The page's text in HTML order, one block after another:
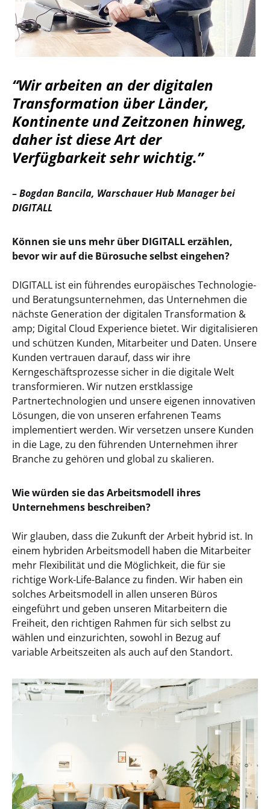
“Wir arbeiten an der digitalen
Transformation über Länder,
Kontinente und Zeitzonen hinweg,
daher ist diese Art der
Verfügbarkeit sehr wichtig.”
–Bogdan Bancila, Warschauer Hub Manager bei
DIGITALL
Können sie uns mehr über DIGITALL erzählen,
bevor wir auf die Bürosuche selbst eingehen?
DIGITALL ist ein führendes europäisches Technologie-
und Beratungsunternehmen, das Unternehmen die
nächste Generation der digitalen Transformation &
amp; Digital Cloud Experience bietet. Wir digitalisieren
und schützen Kunden, Mitarbeiter und Daten. Unsere
Kunden vertrauen darauf, dass wir ihre
Kerngeschäftsprozesse sicher in die digitale Welt
transformieren. Wir nutzen erstklassige
Partnertechnologien und unsere eigenen innovativen
Lösungen, die von unseren erfahrenen Teams
implementiert werden. Wir versetzen unsere Kunden
in die Lage, zu den führenden Unternehmen ihrer
Branche zu gehören und global zu skalieren.
Wie würden sie das Arbeitsmodell ihres
Unternehmens beschreiben?
Wir glauben, dass die Zukunft der Arbeit hybrid ist. In
einem hybriden Arbeitsmodell haben die Mitarbeiter
mehr Flexibilität und die Möglichkeit, die für sie
richtige Work-Life-Balance zu finden. Wir haben ein
solches Arbeitsmodell in allen unseren Büros
eingeführt und geben unseren Mitarbeitern die
Freiheit, den richtigen Rahmen für sich selbst zu
wählen und einzurichten, sowohl in Bezug auf
variable Arbeitszeiten als auch auf den Standort.